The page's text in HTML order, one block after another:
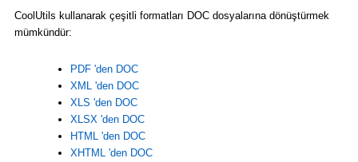
CoolUtils kullanarak çeşitli formatları DOC dosyalarına dönüştürmek
mümkündür:
PDF 'den DOC
XML 'den DOC
XLS 'den DOC
XLSX 'den DOC
HTML 'den DOC
XHTML 'den DOC